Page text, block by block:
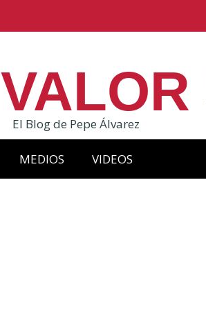
VALOR
El Blog de Pepe Álvarez
MEDIOS VIDEOS